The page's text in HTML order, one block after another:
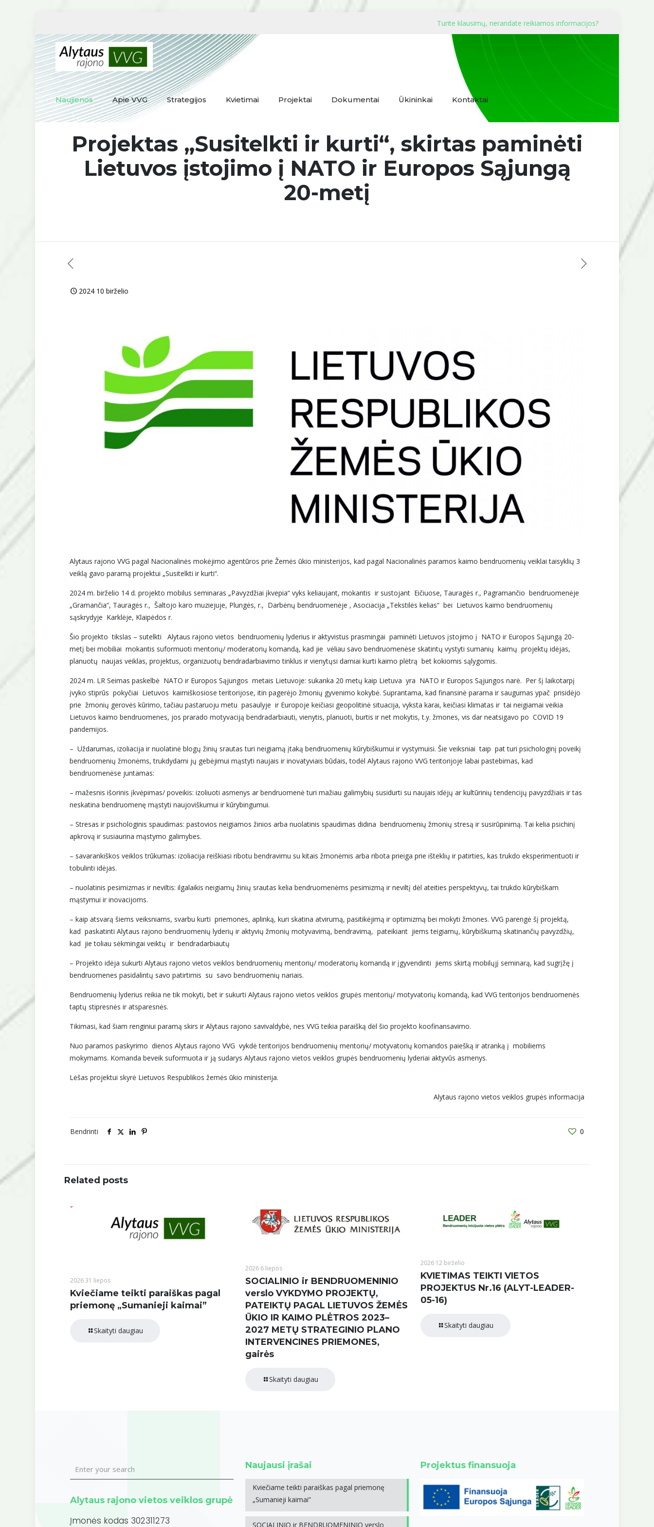
Turite klausimų, nerandate reikiamos informacijos?
Naujienos Apie VVG Strategijos Kvietimai Projektai Dokumentai Ūkininkai Kontaktai
Projektas „Susitelkti ir kurti“, skirtas paminėti
Lietuvos įstojimo į NATO ir Europos Sąjungą
20-metį
2024 10 birželio
Alytaus rajono VVG pagal Nacionalinės mokėjimo agentūros prie Žemės ūkio ministerijos, kad pagal Nacionalinės paramos kaimo bendruomenių veiklai taisyklių 3
veiklą gavo paramą projektui „Susitelkti ir kurti“.
2024 m. birželio 14 d. projekto mobilus seminaras „Pavyzdžiai įkvepia“ vyks keliaujant, mokantis ir sustojant Eičiuose, Tauragės r., Pagramančio bendruomenėje
„Gramančia“, Tauragės r., Šaltojo karo muziejuje, Plungės, r., Darbėnų bendruomenėje , Asociacija „Tekstilės kelias“ bei Lietuvos kaimo bendruomenių
sąskrydyje Karklėje, Klaipėdos r.
Šio projekto tikslas – sutelkti Alytaus rajono vietos bendruomenių lyderius ir aktyvistus prasmingai paminėti Lietuvos įstojimo į NATO ir Europos Sąjungą 20-
metį bei mobiliai mokantis suformuoti mentorių/ moderatorių komandą, kad jie vėliau savo bendruomenėse skatintų vystyti sumanių kaimų projektų idėjas,
planuotų naujas veiklas, projektus, organizuotų bendradarbiavimo tinklus ir vienytųsi darniai kurti kaimo plėtrą bet kokiomis sąlygomis.
2024 m. LR Seimas paskelbė NATO ir Europos Sąjungos metais Lietuvoje: sukanka 20 metų kaip Lietuva yra NATO ir Europos Sąjungos narė. Per šį laikotarpį
įvyko stiprūs pokyčiai Lietuvos kaimiškosiose teritorijose, itin pagerėjo žmonių gyvenimo kokybė. Suprantama, kad finansinė parama ir saugumas ypač prisidėjo
prie žmonių gerovės kūrimo, tačiau pastaruoju metu pasaulyje ir Europoje keičiasi geopolitinė situacija, vyksta karai, keičiasi klimatas ir tai neigiamai veikia
Lietuvos kaimo bendruomenes, jos prarado motyvaciją bendradarbiauti, vienytis, planuoti, burtis ir net mokytis, t.y. žmones, vis dar neatsigavo po COVID 19
pandemijos.
– Uždarumas, izoliacija ir nuolatinė blogų žinių srautas turi neigiamą įtaką bendruomenių kūrybiškumui ir vystymuisi. Šie veiksniai taip pat turi psichologinį poveikį
bendruomenių žmonėms, trukdydami jų gebėjimui mąstyti naujais ir inovatyviais būdais, todėl Alytaus rajono VVG teritorijoje labai pastebimas, kad
bendruomenėse juntamas:
– mažesnis išorinis įkvėpimas/ poveikis: izoliuoti asmenys ar bendruomenė turi mažiau galimybių susidurti su naujais idėjų ar kultūrinių tendencijų pavyzdžiais ir tas
neskatina bendruomenę mąstyti naujoviškumui ir kūrybingumui.
– Stresas ir psichologinis spaudimas: pastovios neigiamos žinios arba nuolatinis spaudimas didina bendruomenių žmonių stresą ir susirūpinimą. Tai kelia psichinį
apkrovą ir susiaurina mąstymo galimybes.
– savarankiškos veiklos trūkumas: izoliacija reiškiasi ribotu bendravimu su kitais žmonėmis arba ribota prieiga prie išteklių ir patirties, kas trukdo eksperimentuoti ir
tobulinti idėjas.
– nuolatinis pesimizmas ir neviltis: ilgalaikis neigiamų žinių srautas kelia bendruomenėms pesimizmą ir neviltį dėl ateities perspektyvų, tai trukdo kūrybiškam
mąstymui ir inovacijoms.
– kaip atsvarą šiems veiksniams, svarbu kurti priemones, aplinką, kuri skatina atvirumą, pasitikėjimą ir optimizmą bei mokyti žmones. VVG parengė šį projektą,
kad paskatinti Alytaus rajono bendruomenių lyderių ir aktyvių žmonių motyvavimą, bendravimą, pateikiant jiems teigiamų, kūrybiškumą skatinančių pavyzdžių,
kad jie toliau sėkmingai veiktų ir bendradarbiautų
– Projekto idėja sukurti Alytaus rajono vietos veiklos bendruomenių mentorių/ moderatorių komandą ir įgyvendinti jiems skirtą mobilųjį seminarą, kad sugrįžę į
bendruomenes pasidalintų savo patirtimis su savo bendruomenių nariais.
Bendruomenių lyderius reikia ne tik mokyti, bet ir sukurti Alytaus rajono vietos veiklos grupės mentorių/ motyvatorių komandą, kad VVG teritorijos bendruomenės
taptų stipresnės ir atsparesnės.
Tikimasi, kad šiam renginiui paramą skirs ir Alytaus rajono savivaldybė, nes VVG teikia paraišką dėl šio projekto koofinansavimo.
Nuo paramos paskyrimo dienos Alytaus rajono VVG vykdė teritorijos bendruomenių mentorių/ motyvatorių komandos paiešką ir atranką į mobiliems
mokymams. Komanda beveik suformuota ir ją sudarys Alytaus rajono vietos veiklos grupės bendruomenių lyderiai aktyvūs asmenys.
Lėšas projektui skyrė Lietuvos Respublikos žemės ūkio ministerija.
Alytaus rajono vietos veiklos grupės informacija
Bendrinti 0
Related posts
2026 31 liepos
Kviečiame teikti paraiškas pagal
priemonę „Sumanieji kaimai”
Skaityti daugiau
2026 6 liepos
SOCIALINIO ir BENDRUOMENINIO
verslo VYKDYMO PROJEKTŲ,
PATEIKTŲ PAGAL LIETUVOS ŽEMĖS
ŪKIO IR KAIMO PLĖTROS 2023–
2027 METŲ STRATEGINIO PLANO
INTERVENCINES PRIEMONES,
gairės
Skaityti daugiau
2026 12 birželio
KVIETIMAS TEIKTI VIETOS
PROJEKTUS Nr.16 (ALYT-LEADER-
05-16)
Skaityti daugiau
Alytaus rajono vietos veiklos grupė
Įmonės kodas 302311273
Naujausi įrašai
Kviečiame teikti paraiškas pagal priemonę
„Sumanieji kaimai”
SOCIALINIO ir BENDRUOMENINIO verslo
Projektus finansuoja